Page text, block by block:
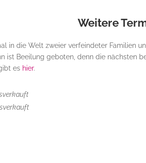
Weitere
in die Welt zweier verfeindeter Familien
ist Beeilung geboten, denn die nächsten
es hier.